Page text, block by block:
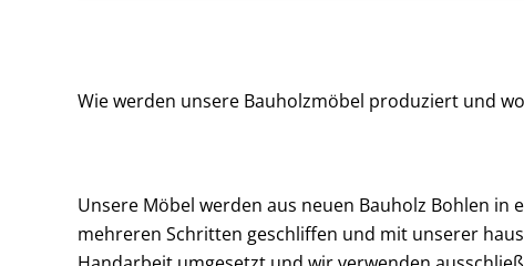
Wie werden unsere Bauholzmöbel produziert und
Unsere Möbel werden aus neuen Bauholz Bohlen
mehreren Schritten geschliffen und mit unserer